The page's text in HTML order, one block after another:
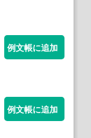
例文帳に追加
例文帳に追加